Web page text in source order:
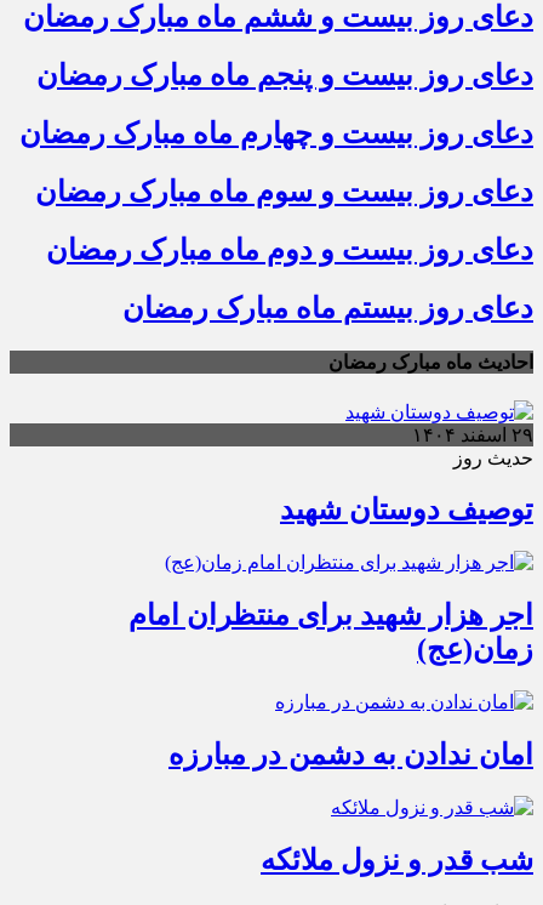
دعای روز بیست و ششم ماه مبارک رمضان
دعای روز بیست و پنجم ماه مبارک رمضان
دعای روز بیست و چهارم ماه مبارک رمضان
دعای روز بیست و سوم ماه مبارک رمضان
دعای روز بیست و دوم ماه مبارک رمضان
دعای روز بیستم ماه مبارک رمضان
احادیث ماه مبارک رمضان
۲۹ اسفند ۱۴۰۴
حدیث روز
توصیف دوستان شهید
اجر هزار شهید برای منتظران امام
زمان(عج)
امان ندادن به دشمن در مبارزه
شب قدر و نزول ملائکه